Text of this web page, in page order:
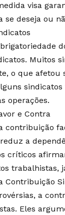
visa
se deseja ou
Muitos
o que afetou
operações.
e Contra
contribuição
a
críticos
Contribuição
a
Eles